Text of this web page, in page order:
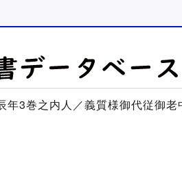
年3巻之内人／義質様御代従御